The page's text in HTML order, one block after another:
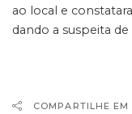
ao local e
dando a suspeita
COMPARTILHE EM